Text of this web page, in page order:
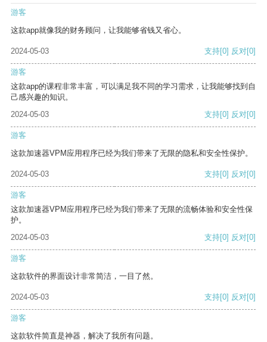
游客
这款app就像我的财务顾问，让我能够省钱又省心。
2024-05-03 支持[0] 反对[0]
游客
这款app的课程非常丰富，可以满足我不同的学习需求，让我能够找到自
己感兴趣的知识。
2024-05-03
支持[0] 反对[0]
游客
这款加速器VPM应用程序已经为我们带来了无限的隐私和安全性保护。
2024-05-03 支持[0] 反对[0]
游客
这款加速器VPM应用程序已经为我们带来了无限的流畅体验和安全性保
护。
2024-05-03
支持[0] 反对[0]
游客
这款软件的界面设计非常简洁，一目了然。
2024-05-03 支持[0] 反对[0]
游客
这款软件简直是神器，解决了我所有问题。